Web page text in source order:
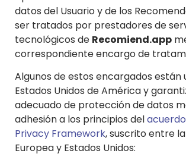
datos del Usuario y de los
ser tratados por prestadores de
tecnológicos de Recomiend.app
correspondiente encargo de
Algunos de estos encargados están
Estados Unidos de América y
adecuado de protección de datos
adhesión a los principios del
Privacy Framework, suscrito entre
Europea y Estados Unidos: